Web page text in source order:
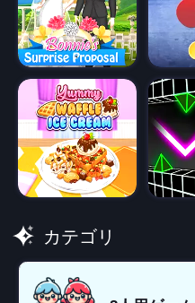
カテゴリ